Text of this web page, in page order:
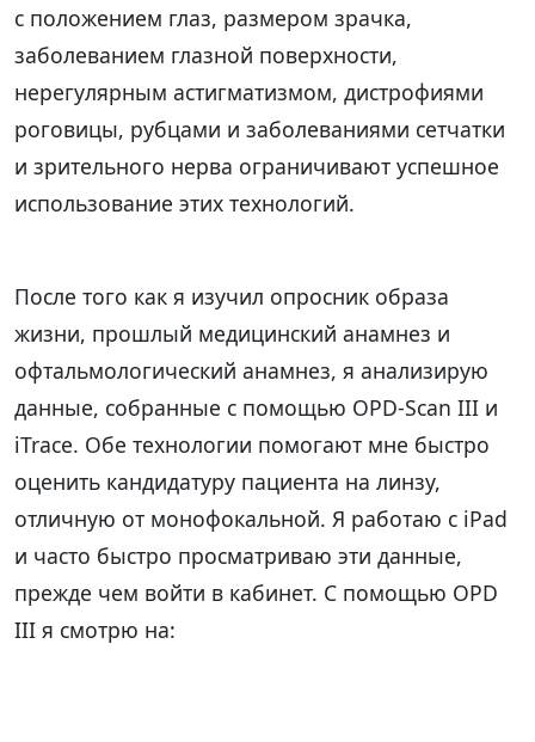
с положением глаз, размером зрачка,
заболеванием глазной поверхности,
нерегулярным астигматизмом, дистрофиями
роговицы, рубцами и заболеваниями сетчатки
и зрительного нерва ограничивают успешное
использование этих технологий.
После того как я изучил опросник образа
жизни, прошлый медицинский анамнез и
офтальмологический анамнез, я анализирую
данные, собранные с помощью OPD-Scan III и
iTrace. Обе технологии помогают мне быстро
оценить кандидатуру пациента на линзу,
отличную от монофокальной. Я работаю с iPad
и часто быстро просматриваю эти данные,
прежде чем войти в кабинет. С помощью OPD
III я смотрю на: